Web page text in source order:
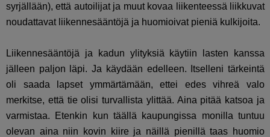
syrjällään), että autoilijat ja muut kovaa liikenteessä liikkuvat
noudattavat liikennesääntöjä ja huomioivat pieniä kulkijoita.
Liikennesääntöjä ja kadun ylityksiä käytiin lasten kanssa
jälleen paljon läpi. Ja käydään edelleen. Itselleni tärkeintä
oli saada lapset ymmärtämään, ettei edes vihreä valo
merkitse, että tie olisi turvallista ylittää. Aina pitää katsoa ja
varmistaa. Etenkin kun täällä kaupungissa monilla tuntuu
olevan aina niin kovin kiire ja näillä pienillä taas huomio